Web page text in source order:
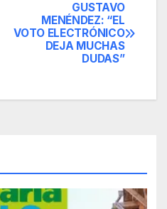
GUSTAVO
MENÉNDEZ: “EL
VOTO ELECTRÓNICO
DEJA MUCHAS
DUDAS”